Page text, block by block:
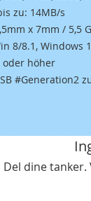
zu: 14MB/s
x 7mm / 5,5
8/8.1, Windows
oder höher
#Generation2
Del dine